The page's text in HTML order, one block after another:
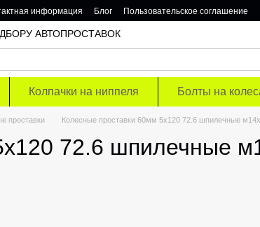
информация Блог
Пользовательское соглашение
АВТОПРОСТАВОК
Колпачки на ниппеля Болты на
проставки Колесные проставки 60мм 5х120 72.6 шпилечные
72.6 шпилечные